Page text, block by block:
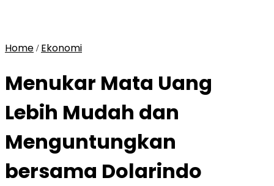
Home / Ekonomi
Menukar Mata Uang
Lebih Mudah dan
Menguntungkan
bersama Dolarindo